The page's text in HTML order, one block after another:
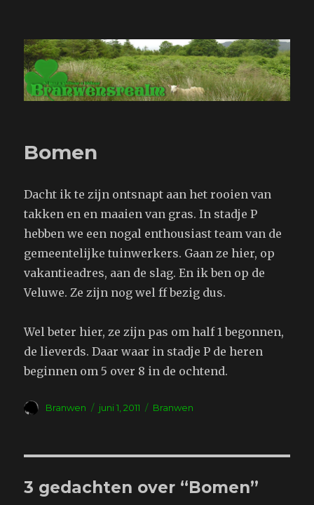
Branwensrealm.com
Bomen
Dacht ik te zijn ontsnapt aan het rooien van
takken en en maaien van gras. In stadje P
hebben we een nogal enthousiast team van de
gemeentelijke tuinwerkers. Gaan ze hier, op
vakantieadres, aan de slag. En ik ben op de
Veluwe. Ze zijn nog wel ff bezig dus.
Wel beter hier, ze zijn pas om half 1 begonnen,
de lieverds. Daar waar in stadje P de heren
beginnen om 5 over 8 in de ochtend.
Auteur
Branwen
Geplaatst
juni 1, 2011 Tags
Branwen
3 gedachten over “Bomen”